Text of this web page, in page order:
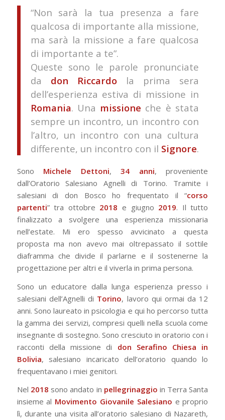
“Non sarà la tua presenza a fare
qualcosa di importante alla missione,
ma sarà la missione a fare qualcosa
di importante a te”.
Queste sono le parole pronunciate
da don Riccardola prima sera
dell’esperienza estiva di missione in
Romania. Una missione che è stata
sempre un incontro, un incontro con
l’altro, un incontro con una cultura
differente, un incontro con il Signore.
Sono Michele Dettoni,34 anni, proveniente
dall’Oratorio Salesiano Agnelli di Torino. Tramite i
salesiani di don Bosco ho frequentato il “corso
partenti” tra ottobre 2018 e giugno 2019. Il tutto
finalizzato a svolgere una esperienza missionaria
nell’estate. Mi ero spesso avvicinato a questa
proposta ma non avevo mai oltrepassato il sottile
diaframma che divide il parlarne e il sostenerne la
progettazione per altri e il viverla in prima persona.
Sono un educatore dalla lunga esperienza presso i
salesiani dell’Agnelli di Torino, lavoro qui ormai da 12
anni. Sono laureato in psicologia e qui ho percorso tutta
la gamma dei servizi, compresi quelli nella scuola come
insegnante di sostegno. Sono cresciuto in oratorio con i
racconti della missione di don Serafino Chiesa in
Bolivia, salesiano incaricato dell’oratorio quando lo
frequentavano i miei genitori.
Nel 2018 sono andato in pellegrinaggio in Terra Santa
insieme al Movimento Giovanile Salesiano e proprio
lì, durante una visita all’oratorio salesiano di Nazareth,